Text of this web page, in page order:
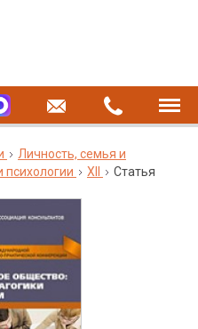
Личность, семья и
психологии
XII Статья